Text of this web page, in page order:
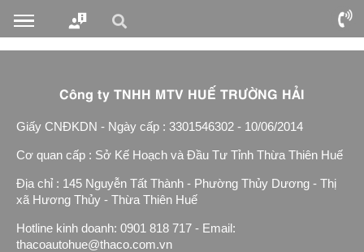
Công ty TNHH MTV HUẾ TRƯỜNG HẢI
Giấy CNĐKDN - Ngày cấp : 3301546302 - 10/06/2014
Cơ quan cấp : Sở Kế Hoạch và Đầu Tư Tỉnh Thừa Thiên Huế
Địa chỉ : 145 Nguyễn Tất Thành - Phường Thủy Dương - Thị
xã Hương Thủy - Thừa Thiên Huế
Hotline kinh doanh: 0901 818 717 - Email:
thacoautohue@thaco.com.vn